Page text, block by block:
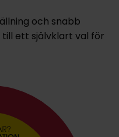
och snabb
till ett självklart val för